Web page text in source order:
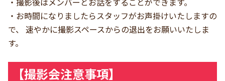
・お時間になりましたらスタッフがお声掛けいたしますの
で、 速やかに撮影スペースからの退出をお願いいたしま
す。
【撮影会注意事項】